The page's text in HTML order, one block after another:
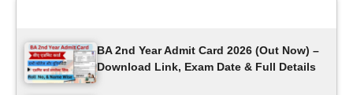
BA 2nd Year Admit Card 2026 (Out Now) –
Download Link, Exam Date & Full Details